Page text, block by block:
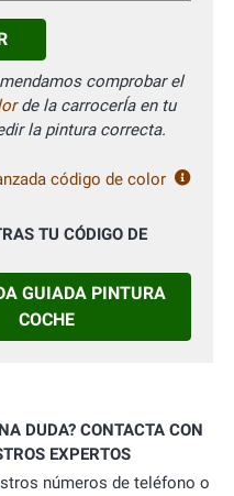
comprobar el
de la carrocerÍa en tu
la pintura correcta.
código de color
TU CÓDIGO DE
GUIADA PINTURA
COCHE
DUDA? CONTACTA CON
EXPERTOS
números de teléfono o